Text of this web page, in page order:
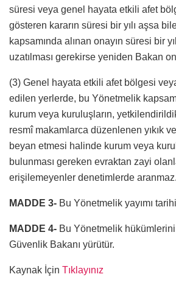
süresi veya genel hayata etkili afet
gösteren kararın süresi bir yılı aşsa
kapsamında alınan onayın süresi bir
uzatılması gerekirse yeniden Bakan
(3) Genel hayata etkili afet bölgesi
edilen yerlerde, bu Yönetmelik
kurum veya kuruluşların,
resmî makamlarca düzenlenen yıkık
beyan etmesi halinde kurum veya
bulunması gereken evraktan zayi
erişilemeyenler denetimlerde
MADDE 3- Bu Yönetmelik yayımı
MADDE 4- Bu Yönetmelik hükümlerini
Güvenlik Bakanı yürütür.
Kaynak İçin Tıklayınız